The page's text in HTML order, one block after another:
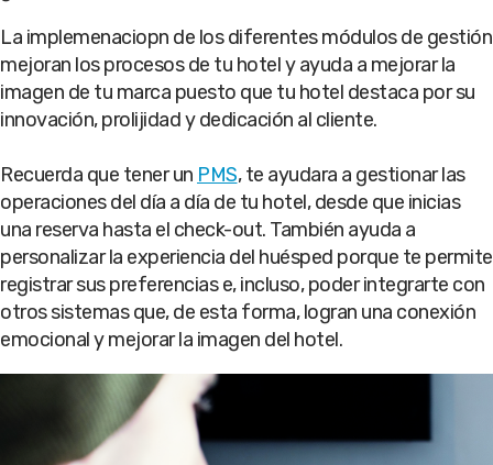
La implemenaciopn de los diferentes módulos de gestión
mejoran los procesos de tu hotel y ayuda a mejorar la
imagen de tu marca puesto que tu hotel destaca por su
innovación, prolijidad y dedicación al cliente.
Recuerda que tener un PMS, te ayudara a gestionar las
operaciones del día a día de tu hotel, desde que inicias
una reserva hasta el check-out. También ayuda a
personalizar la experiencia del huésped porque te permite
registrar sus preferencias e, incluso, poder integrarte con
otros sistemas que, de esta forma, logran una conexión
emocional y mejorar la imagen del hotel.